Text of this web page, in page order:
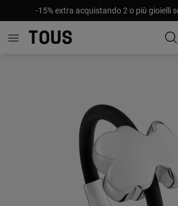
-15% extra acquistando 2 o più gioielli